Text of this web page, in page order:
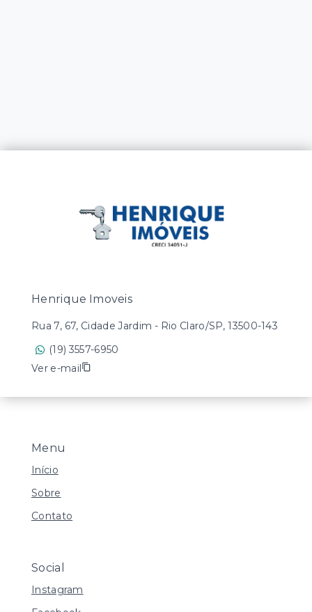
Menu
Início
Sobre
Contato
Social
Instagram
Henrique Imoveis
Rua 7, 67, Cidade Jardim - Rio Claro/SP, 13500-143
(19) 3557-6950
Ver e-mail